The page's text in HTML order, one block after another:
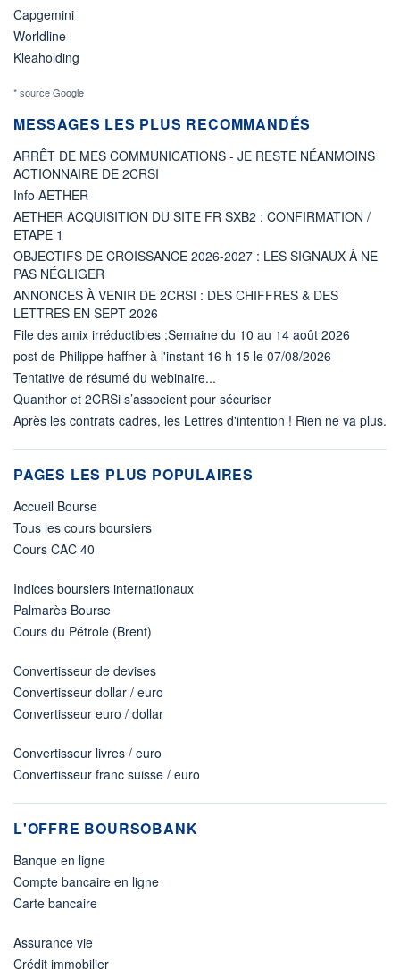
Capgemini
Worldline
Kleaholding
* source Google
MESSAGES LES PLUS RECOMMANDÉS
ARRÊT DE MES COMMUNICATIONS - JE RESTE NÉANMOINS
ACTIONNAIRE DE 2CRSI
Info AETHER
AETHER ACQUISITION DU SITE FR SXB2 : CONFIRMATION /
ETAPE 1
OBJECTIFS DE CROISSANCE 2026-2027 : LES SIGNAUX À NE
PAS NÉGLIGER
ANNONCES À VENIR DE 2CRSI : DES CHIFFRES & DES
LETTRES EN SEPT 2026
File des amix irréductibles :Semaine du 10 au 14 août 2026
post de Philippe haffner à l'instant 16 h 15 le 07/08/2026
Tentative de résumé du webinaire...
Quanthor et 2CRSi s’associent pour sécuriser
Après les contrats cadres, les Lettres d'intention ! Rien ne va plus.
PAGES LES PLUS POPULAIRES
Accueil Bourse
Tous les cours boursiers
Cours CAC 40
Indices boursiers internationaux
Palmarès Bourse
Cours du Pétrole (Brent)
Convertisseur de devises
Convertisseur dollar / euro
Convertisseur euro / dollar
Convertisseur livres / euro
Convertisseur franc suisse / euro
L'OFFRE BOURSOBANK
Banque en ligne
Compte bancaire en ligne
Carte bancaire
Assurance vie
Crédit immobilier